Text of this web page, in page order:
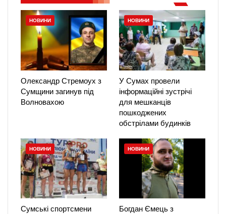
НОВИНИ
Олександр Стремоух з
Сумщини загинув під
Волновахою
НОВИНИ
У Сумах провели
інформаційні зустрічі
для мешканців
пошкоджених
обстрілами будинків
НОВИНИ
Сумські спортсмени
НОВИНИ
Богдан Ємець з